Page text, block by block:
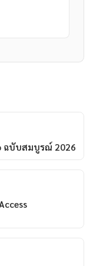
ฉบับสมบูรณ์ 2026